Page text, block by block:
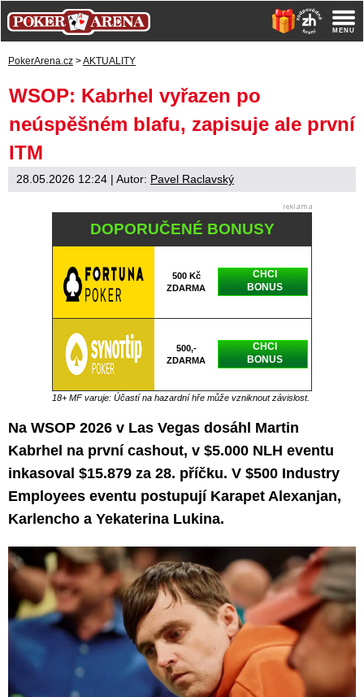
PokerArena.cz >AKTUALITY
WSOP: Kabrhel vyřazen po
neúspěšném blafu, zapisuje ale první
ITM
28.05.2026 12:24 | Autor: Pavel Raclavský
DOPORUČENÉ BONUSY
500 Kč
ZDARMA
CHCI
BONUS
500,-
ZDARMA
CHCI
BONUS
18+ MF varuje: Účastí na hazardní hře může vzniknout závislost.
Na WSOP 2026 v Las Vegas dosáhl Martin
Kabrhel na první cashout, v $5.000 NLH eventu
inkasoval $15.879 za 28. příčku. V $500 Industry
Employees eventu postupují Karapet Alexanjan,
Karlencho a Yekaterina Lukina.